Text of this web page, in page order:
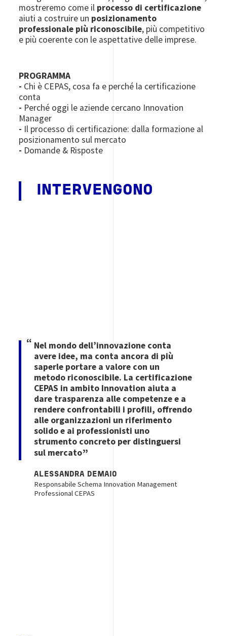
mostreremo come il processo di certificazione
aiuti a costruire un posizionamento
professionale più riconoscibile, più competitivo
e più coerente con le aspettative delle imprese.
PROGRAMMA
- Chi è CEPAS, cosa fa e perché la certificazione
conta
- Perché oggi le aziende cercano Innovation
Manager
- Il processo di certificazione: dalla formazione al
posizionamento sul mercato
- Domande & Risposte
INTERVENGONO
Nel mondo dell’innovazione conta
avere idee, ma conta ancora di più
saperle portare a valore con un
metodo riconoscibile. La certificazione
CEPAS in ambito Innovation aiuta a
dare trasparenza alle competenze e a
rendere confrontabili i profili, offrendo
alle organizzazioni un riferimento
solido e ai professionisti uno
strumento concreto per distinguersi
sul mercato
ALESSANDRA DEMAIO
Responsabile Schema Innovation Management
Professional CEPAS